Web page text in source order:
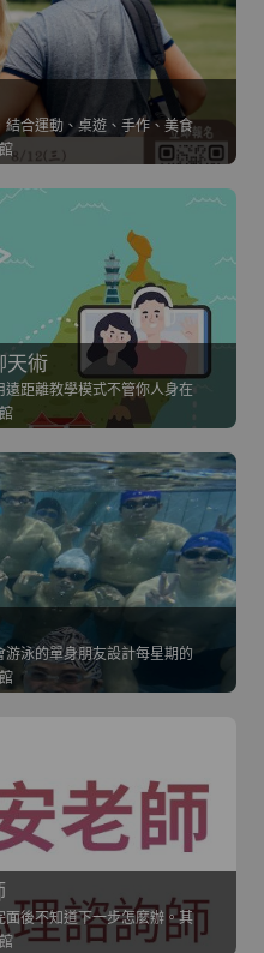
合運動、桌遊、手作、美食
天術
距離教學模式不管你人身在
泳的單身朋友設計每星期的
後不知道下一步怎麼辦。其